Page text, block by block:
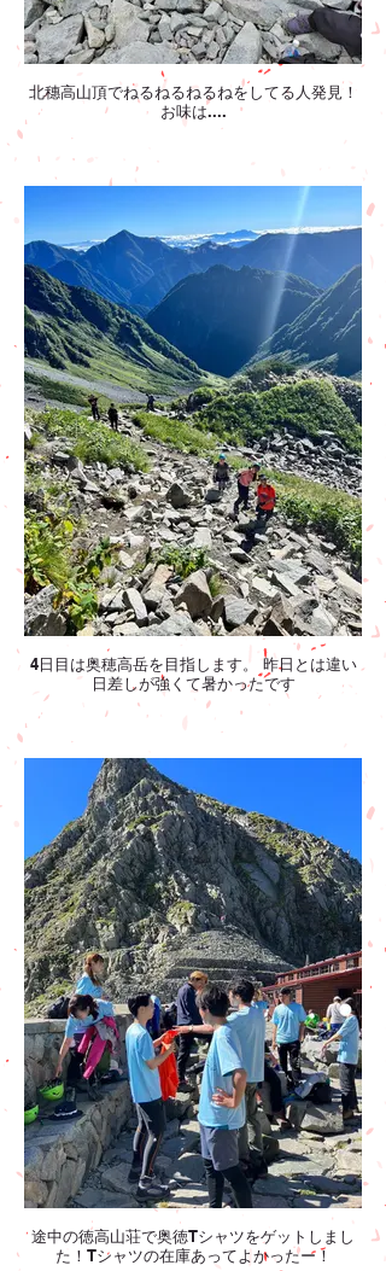
北穗高山頂でねるねるねるねをしてる人発見！
お味は....
4日目は奥穂高岳を目指します。 昨日とは違い
日差しが強くて暑かったです
途中の徳高山荘で奥徳Tシャツをゲットしまし
た！Tシャツの在庫あってよかったー！